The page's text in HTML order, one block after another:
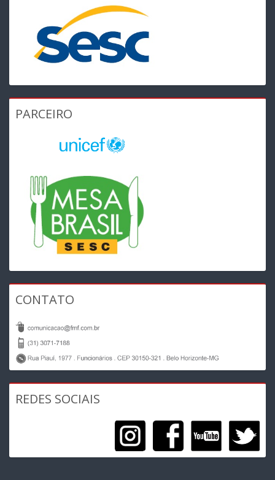
PARCEIRO
CONTATO
REDES SOCIAIS